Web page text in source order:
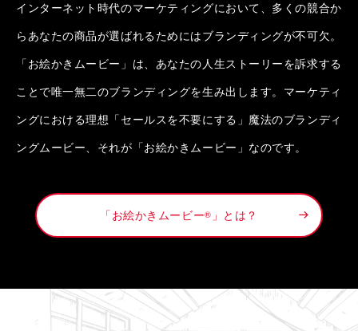
インターネット時代のマーケティングにおいて、多くの競合か
らあなたの商品が選ばれるためにはブランディングが不可欠。
「お絵かきムービー」は、あなたの人生ストーリーを訴求する
ことで唯一無二のブランディングを生み出します。マーケティ
ングにおける理想「セールスを不要にする」魔法のブランディ
ングムービー、それが「お絵かきムービー」なのです。
「お絵かきムービー® 」とは？